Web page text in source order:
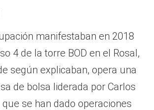
manifestaban en 2018
4 de la torre BOD en el Rosal,
según explicaban, opera una
de bolsa liderada por Carlos
que se han dado operaciones